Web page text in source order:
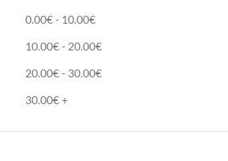
0.00€- 10.00€
10.00€- 20.00€
20.00€- 30.00€
30.00€+